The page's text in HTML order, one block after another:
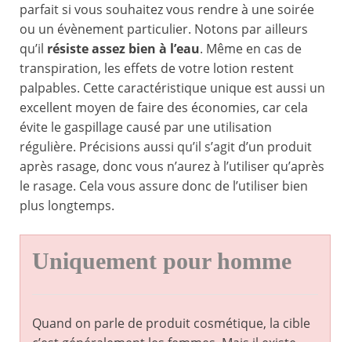
parfait si vous souhaitez vous rendre à une soirée
ou un évènement particulier. Notons par ailleurs
qu’il résiste assez bien à l’eau. Même en cas de
transpiration, les effets de votre lotion restent
palpables. Cette caractéristique unique est aussi un
excellent moyen de faire des économies, car cela
évite le gaspillage causé par une utilisation
régulière. Précisions aussi qu’il s’agit d’un produit
après rasage, donc vous n’aurez à l’utiliser qu’après
le rasage. Cela vous assure donc de l’utiliser bien
plus longtemps.
Uniquement pour homme
Quand on parle de produit cosmétique, la cible